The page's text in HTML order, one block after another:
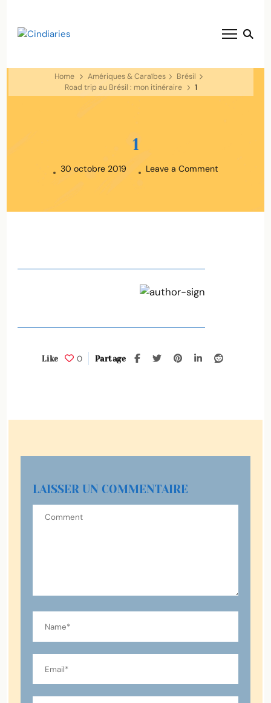
Home Amériques & Caraïbes
Brésil
Road trip au Brésil : mon itinéraire
1
1
30 octobre 2019 Leave a Commenton
0
Like Partage
LAISSER UN COMMENTAIRE